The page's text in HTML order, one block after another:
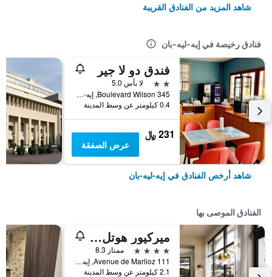
شاهد المزيد من الفنادق القريبة
فنادق رخيصة في إيه-ليه-بان
فندق دو لا جير
2 نجمتين
لا بأس 5.0
345 Boulevard Wilson, إيه-ليه-بان, إقايم سافوا, فرنسا
0.4 كيلومتر عن وسط المدينة
231 ﷼
عرض الصفقة
شاهد أرخص الفنادق في إيه-ليه-بان
الفنادق الموصى بها
ميركيور هوتل آند سبا إكس ليه بان دومين مارليوز
4 نجوم
ممتاز 8.3
111 Avenue de Marlioz, إيه-ليه-بان, إقايم سافوا, فرنسا
2.1 كيلومتر عن وسط المدينة